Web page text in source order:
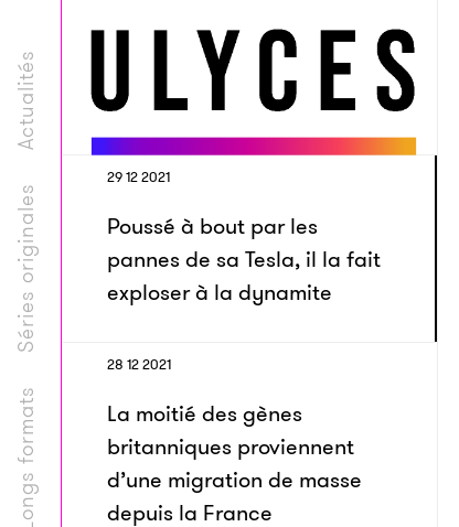
Longs formats
Séries originales
Actualités
29 12 2021
Poussé à bout par les
pannes de sa Tesla, il la fait
exploser à la dynamite
28 12 2021
La moitié des gènes
britanniques proviennent
d’une migration de masse
depuis la France